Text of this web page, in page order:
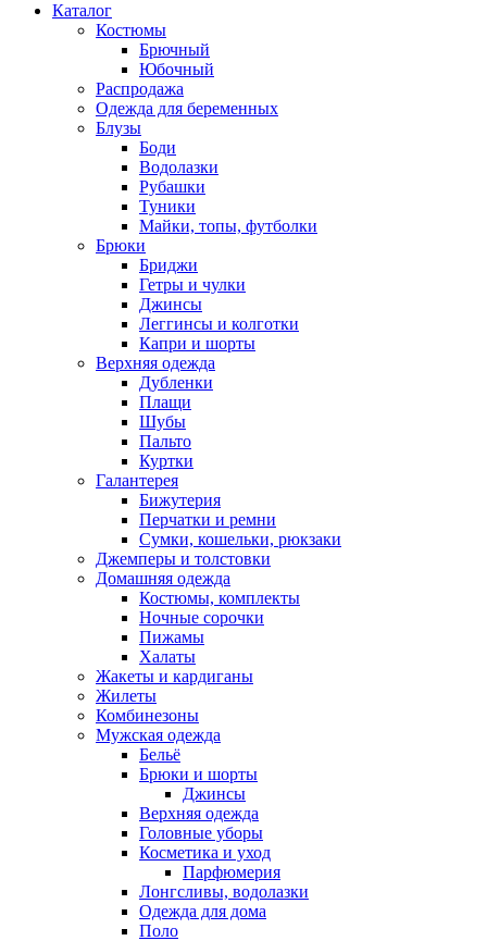
Каталог
Костюмы
Брючный
Юбочный
Распродажа
Одежда для беременных
Блузы
Боди
Водолазки
Рубашки
Туники
Майки, топы, футболки
Брюки
Бриджи
Гетры и чулки
Джинсы
Леггинсы и колготки
Капри и шорты
Верхняя одежда
Дубленки
Плащи
Шубы
Пальто
Куртки
Галантерея
Бижутерия
Перчатки и ремни
Сумки, кошельки, рюкзаки
Джемперы и толстовки
Домашняя одежда
Костюмы, комплекты
Ночные сорочки
Пижамы
Халаты
Жакеты и кардиганы
Жилеты
Комбинезоны
Мужская одежда
Бельё
Брюки и шорты
Джинсы
Верхняя одежда
Головные уборы
Косметика и уход
Парфюмерия
Лонгсливы, водолазки
Одежда для дома
Поло